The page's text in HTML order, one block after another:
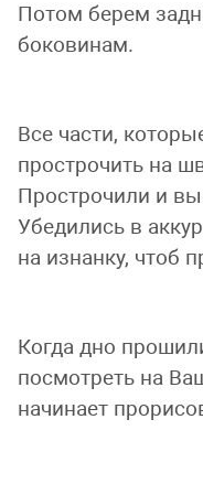
Потом берем
боковинам.
Все части,
прострочить на
Прострочили и
Убедились в
на изнанку, чтоб
Когда дно
посмотреть на
начинает